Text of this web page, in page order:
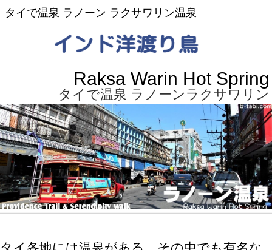
タイで温泉 ラノーン ラクサワリン温泉
Raksa Warin Hot Spring
タイで温泉 ラノーンラクサワリン
タイ各地には温泉がある。その中でも有名な